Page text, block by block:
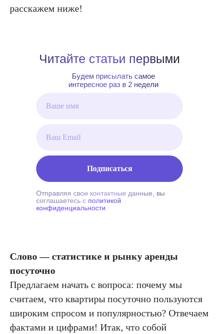
расскажем ниже!
Читайте статьи первыми
Отправляя свои контактные данные, вы
соглашаетесь с политикой
конфиденциальности
Будем присылать самое
интересное раз в 2 недели
Подписаться
Слово — статистике и рынку аренды
посуточно
Предлагаем начать с вопроса: почему мы
считаем, что квартиры посуточно пользуются
широким спросом и популярностью? Отвечаем
фактами и цифрами! Итак, что собой